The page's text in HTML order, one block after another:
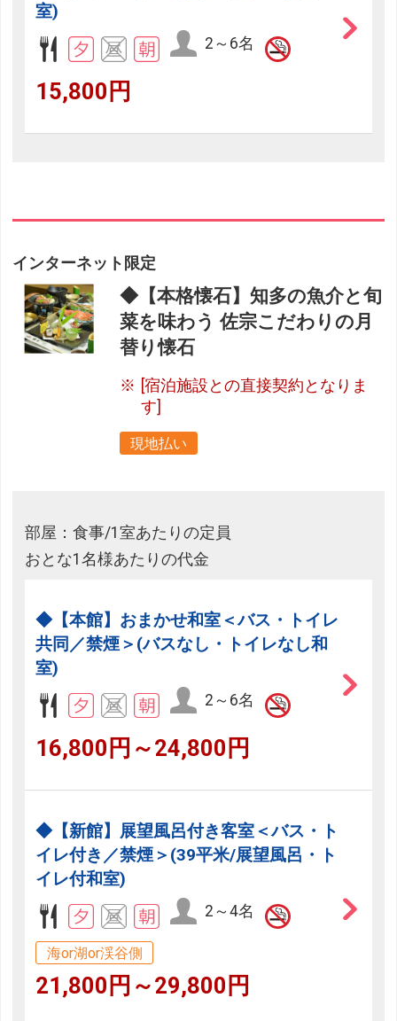
室)
2～6名
15,800円
インターネット限定
◆【本格懐石】知多の魚介と旬
菜を味わう 佐宗こだわりの月
替り懐石
[宿泊施設との直接契約となりま
す]
現地払い
部屋：食事/1室あたりの定員
おとな1名様あたりの代金
◆【本館】おまかせ和室＜バス・トイレ
共同／禁煙＞(バスなし・トイレなし和
室)
2～6名
16,800円～24,800円
◆【新館】展望風呂付き客室＜バス・ト
イレ付き／禁煙＞(39平米/展望風呂・ト
イレ付和室)
2～4名
海or湖or渓谷側
21,800円～29,800円